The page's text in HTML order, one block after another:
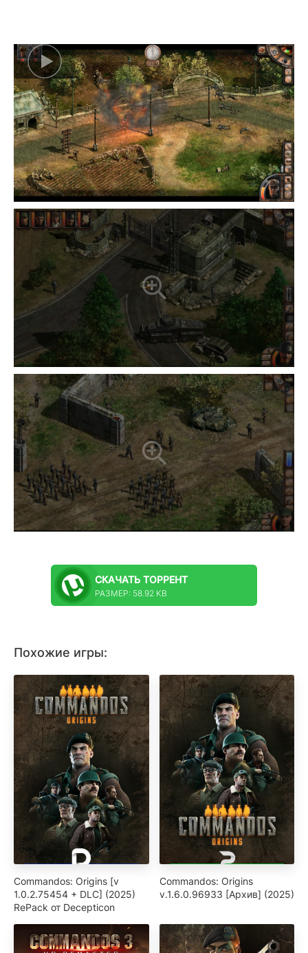
СКАЧАТЬ ТОРРЕНТ
РАЗМЕР: 58.92 KB
Похожие игры:
Commandos: Origins [v
1.0.2.75454 + DLC] (2025)
RePack от Decepticon
Commandos: Origins
v.1.6.0.96933 [Архив] (2025)